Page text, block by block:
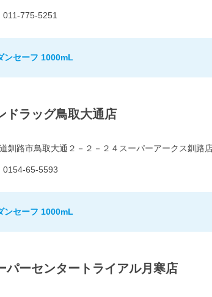
011-775-5251
ンセーフ 1000mL
ドラッグ鳥取大通店
釧路市鳥取大通２－２－２４スーパーアークス釧路
0154-65-5593
ンセーフ 1000mL
パーセンタートライアル月寒店